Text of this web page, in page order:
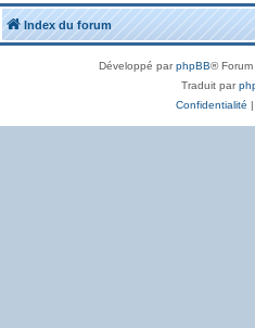
Index du forum
Développé parphpBB®
Traduit par
Confidentialité |